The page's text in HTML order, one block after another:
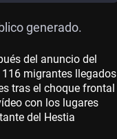
generado.
del anuncio del
migrantes llegados
tras el choque frontal
con los lugares
del Hestia